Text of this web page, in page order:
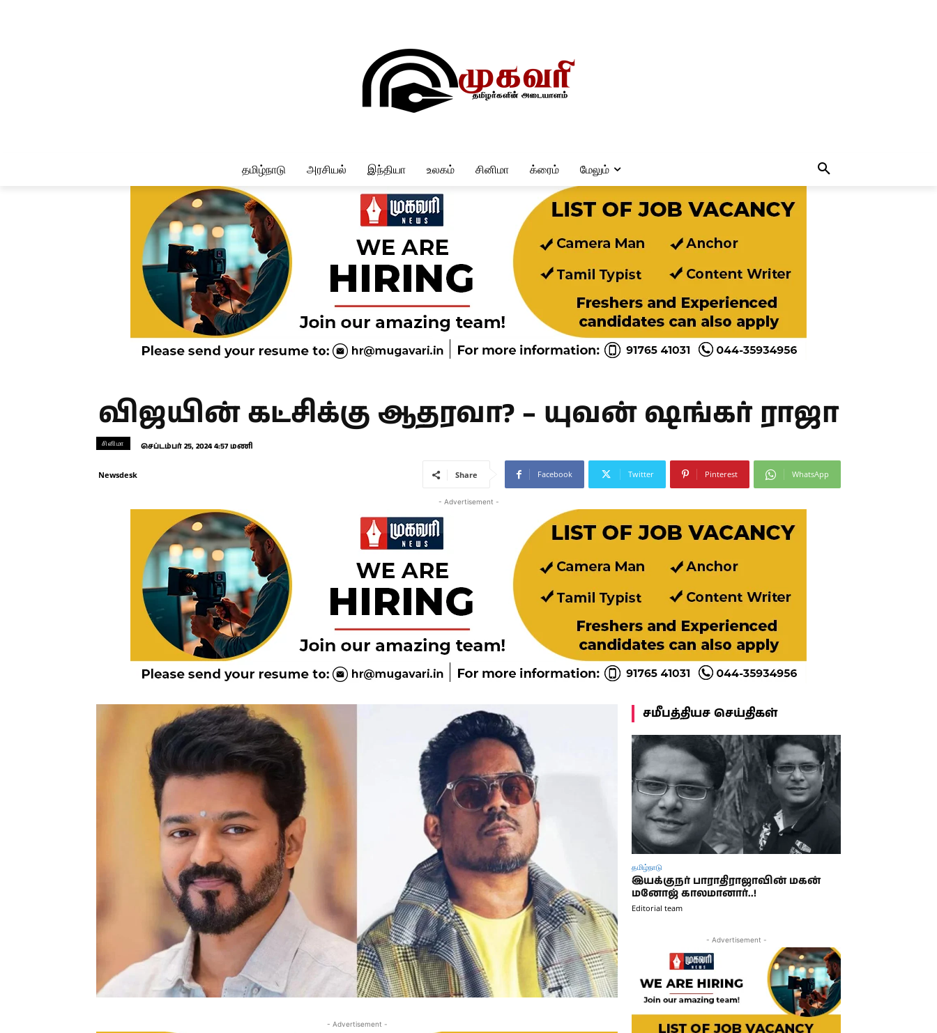
தமிழ்நாடு அரசியல் இந்தியா உலகம் சினிமா க்ரைம் மேலும்
விஜயின் கட்சிக்கு ஆதரவா? – யுவன் ஷங்கர் ராஜா
சினிமா செப்டம்பர் 25, 2024 4:57 மணி
Newsdesk Share Facebook Twitter Pinterest WhatsApp
- Advertisement -
- Advertisement -
சமீபத்தியச செய்திகள்
தமிழ்நாடு
இயக்குநர் பாராதிராஜாவின் மகன்
மனோஜ் காலமானார்..!
Editorial team
- Advertisement -